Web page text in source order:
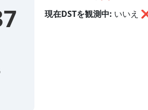
現在DSTを観測中: いいえ